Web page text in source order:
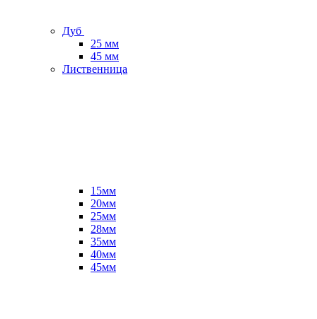
Дуб
25 мм
45 мм
Лиственница
15мм
20мм
25мм
28мм
35мм
40мм
45мм